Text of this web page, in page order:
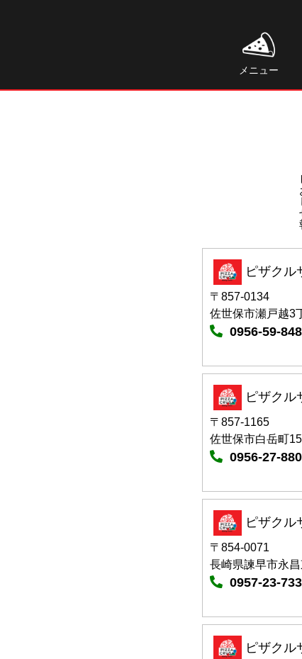
メニュー
ピザクル
〒857-0134
佐世保市瀬戸越3
0956-59-
ピザクル
〒857-1165
佐世保市白岳町
0956-27-
ピザクル
〒854-0071
長崎県諫早市永
0957-23-
ピザクル